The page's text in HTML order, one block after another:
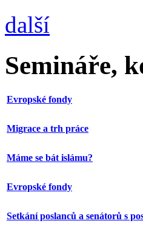
další
Semináře,
Evropské fondy
Migrace a trh práce
Máme se bát islámu?
Evropské fondy
Setkání poslanců a senátorů s